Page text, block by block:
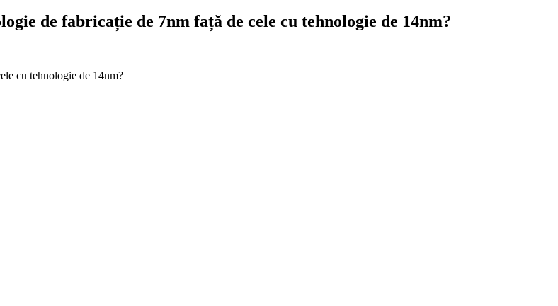
de fabricație de 7nm față de cele cu tehnologie de 14nm?
cu tehnologie de 14nm?